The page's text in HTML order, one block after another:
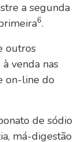
a segunda
6.
outros
à venda nas
on-line do
de sódio
má-digestão